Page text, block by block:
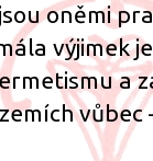
oněmi
výjimek
a
vůbec